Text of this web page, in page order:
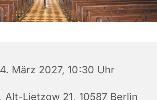
März 2027, 10:30 Uhr
Alt-Lietzow 21, 10587 Berlin